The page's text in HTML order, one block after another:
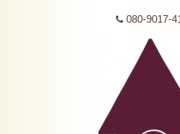
080-9017-